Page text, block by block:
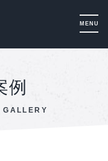
例
GALLERY